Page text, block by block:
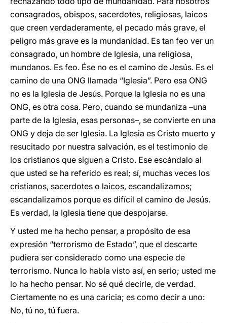
consagrados, obispos, sacerdotes, religiosas, laicos
que creen verdaderamente, el pecado más grave, el
peligro más grave es la mundanidad. Es tan feo ver un
consagrado, un hombre de Iglesia, una religiosa,
mundanos. Es feo. Ése no es el camino de Jesús. Es el
camino de una ONG llamada “Iglesia”. Pero esa ONG
no es la Iglesia de Jesús. Porque la Iglesia no es una
ONG, es otra cosa. Pero, cuando se mundaniza –una
parte de la Iglesia, esas personas–, se convierte en una
ONG y deja de ser Iglesia. La Iglesia es Cristo muerto y
resucitado por nuestra salvación, es el testimonio de
los cristianos que siguen a Cristo. Ese escándalo al
que usted se ha referido es real; sí, muchas veces los
cristianos, sacerdotes o laicos, escandalizamos;
escandalizamos porque es difícil el camino de Jesús.
Es verdad, la Iglesia tiene que despojarse.
Y usted me ha hecho pensar, a propósito de esa
expresión “terrorismo de Estado”, que el descarte
pudiera ser considerado como una especie de
terrorismo. Nunca lo había visto así, en serio; usted me
lo ha hecho pensar. No sé qué decirle, de verdad.
Ciertamente no es una caricia; es como decir a uno:
No, tú no, tú fuera.